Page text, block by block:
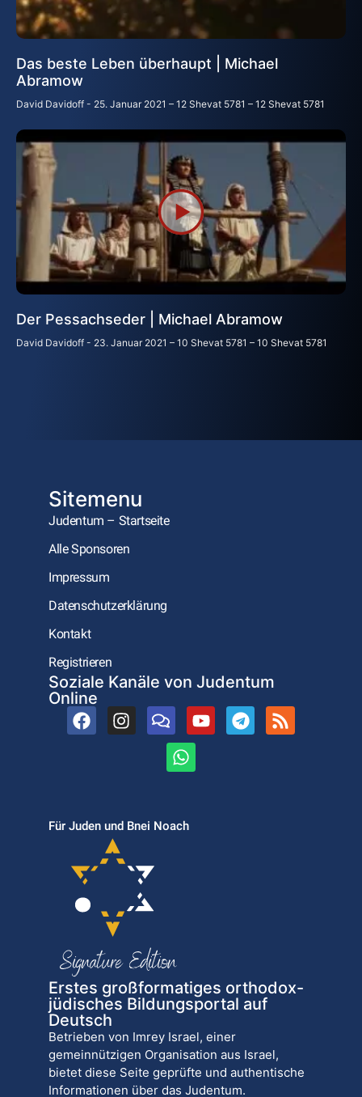
Das beste Leben überhaupt | Michael
Abramow
David Davidoff 25. Januar 2021 – 12 Shevat 5781 – 12 Shevat 5781
Der Pessachseder | Michael Abramow
David Davidoff 23. Januar 2021 – 10 Shevat 5781 – 10 Shevat 5781
Sitemenu
Judentum – Startseite
Alle Sponsoren
Impressum
Datenschutzerklärung
Kontakt
Registrieren
Soziale Kanäle von Judentum
Online
Für Juden und Bnei Noach
Erstes großformatiges orthodox-
jüdisches Bildungsportal auf
Deutsch
Betrieben von Imrey Israel, einer
gemeinnützigen Organisation aus Israel,
bietet diese Seite geprüfte und authentische
Informationen über das Judentum.